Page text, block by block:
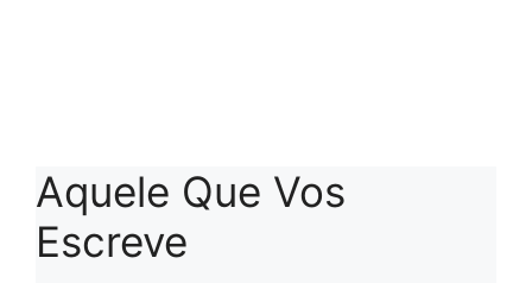
Aquele Que Vos
Escreve